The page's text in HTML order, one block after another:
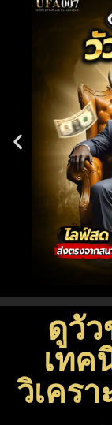
ดูวั
เทค
วิเคร